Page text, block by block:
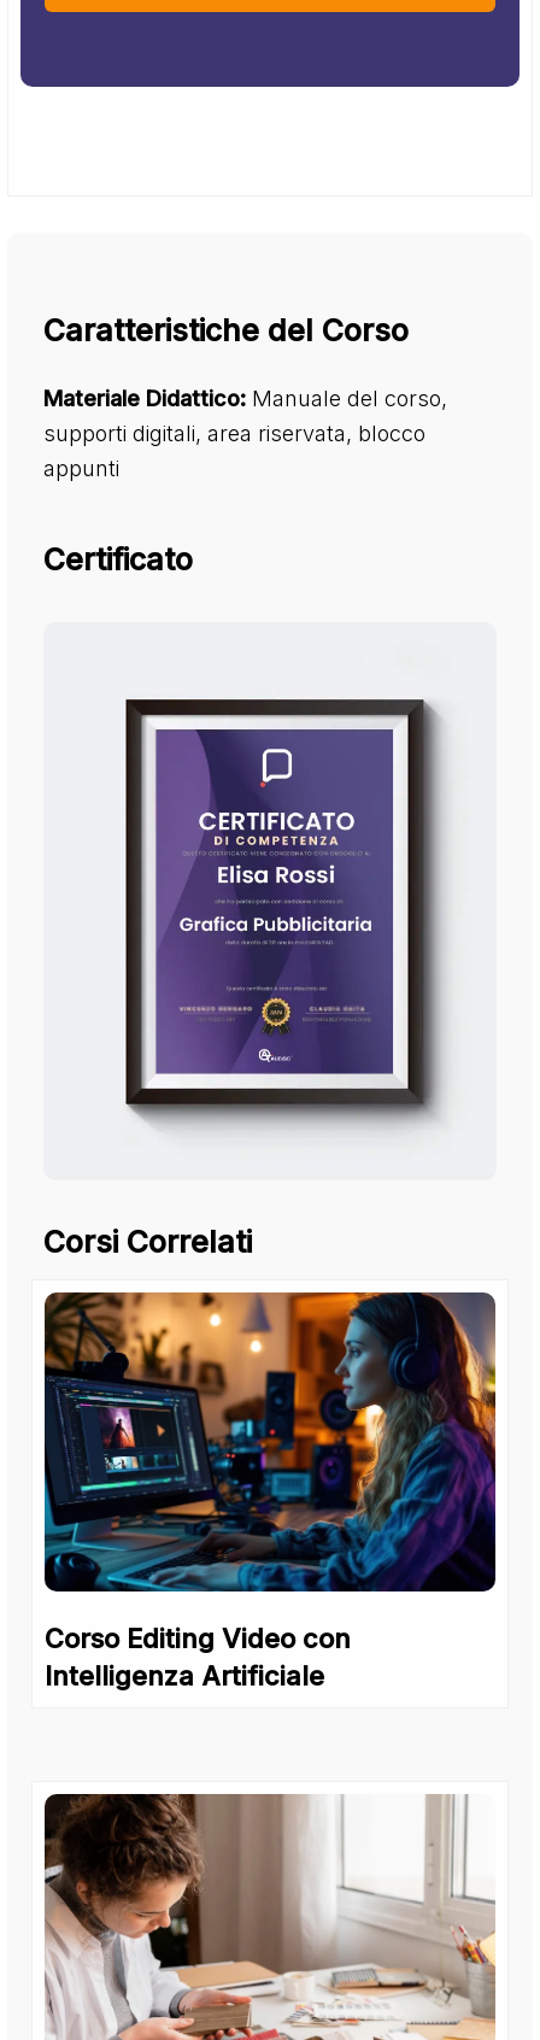
Caratteristiche del Corso
Materiale Didattico: Manuale del corso,
supporti digitali, area riservata, blocco
appunti
Certificato
Corsi Correlati
Corso Editing Video con
Intelligenza Artificiale